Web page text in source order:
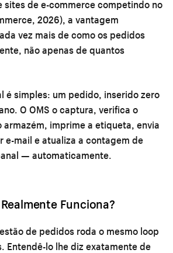
sites de e-commerce competindo no
2026), a vantagem
vez mais de como os pedidos
não apenas de quantos
é simples: um pedido, inserido zero
O OMS o captura, verifica o
armazém, imprime a etiqueta, envia
e-mail e atualiza a contagem de
— automaticamente.
Funciona?
de pedidos roda o mesmo loop
Entendê-lo lhe diz exatamente de